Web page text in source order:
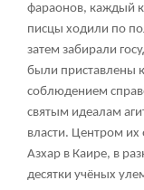
фараонов, каждый
писцы ходили по
затем забирали
были приставлены
соблюдением
святым идеалам
власти. Центром
Азхар в Каире, в
десятки учёных